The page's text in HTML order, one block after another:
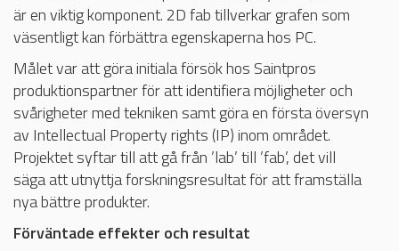
är en viktig komponent. 2D fab tillverkar grafen som
väsentligt kan förbättra egenskaperna hos PC.
Målet var att göra initiala försök hos Saintpros
produktionspartner för att identifiera möjligheter och
svårigheter med tekniken samt göra en första översyn
av Intellectual Property rights (IP) inom området.
Projektet syftar till att gå från ’lab’ till ’fab’, det vill
säga att utnyttja forskningsresultat för att framställa
nya bättre produkter.
Förväntade effekter och resultat